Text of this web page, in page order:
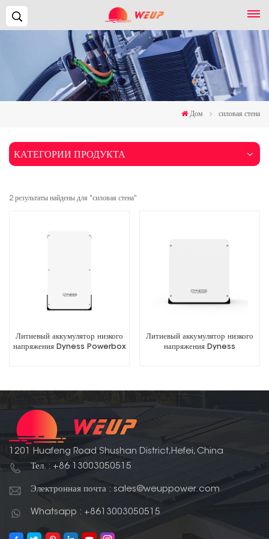
Дом силовая стена
КАТЕГОРИИ ПРОДУКТА
2 результаты найдены для "силовая стена"
Литиевый аккумулятор низкого
напряжения Dyness Powerbox
Литиевый аккумулятор низкого
напряжения Dyness
1201 Huafeng Road Shushan District,Hefei, China
Тел. : +86 13003050515
Электронная почта : sales@weuppower.com
Whatsapp : +8613003050515